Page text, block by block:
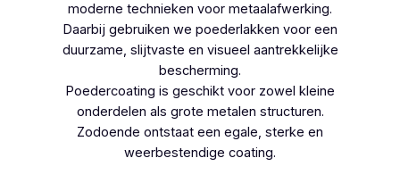
moderne technieken voor metaalafwerking.
Daarbij gebruiken we poederlakken voor een
duurzame, slijtvaste en visueel aantrekkelijke
bescherming.
Poedercoating is geschikt voor zowel kleine
onderdelen als grote metalen structuren.
Zodoende ontstaat een egale, sterke en
weerbestendige coating.